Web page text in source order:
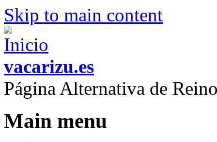
Skip to main content
vacarizu.es
Página Alternativa de
Main menu